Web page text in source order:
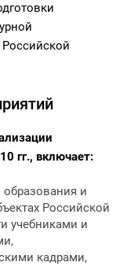
гг., включает:
образования и
Российской
учебниками и
кадрами,